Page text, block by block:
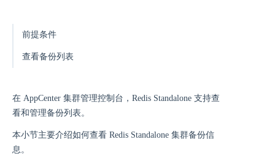
前提条件
查看备份列表
在 AppCenter 集群管理控制台，Redis Standalone 支持查
看和管理备份列表。
本小节主要介绍如何查看 Redis Standalone 集群备份信
息。